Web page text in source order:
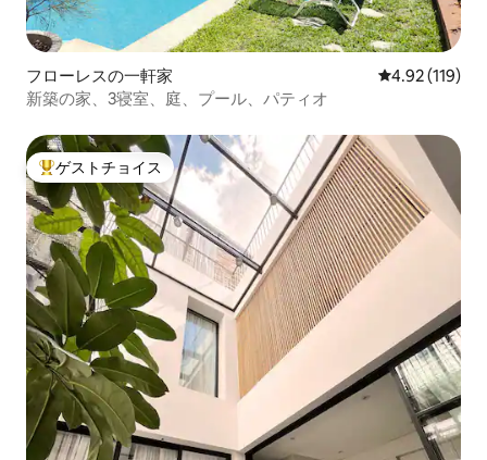
フローレスの一軒家 レビュー119
4.92 (119)
新築の家、3寝室、庭、プール、パティオ
大好評のゲストチョイスです。
ゲストチョイス